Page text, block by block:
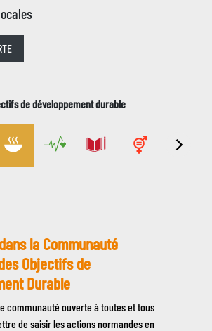
s
de développement durable
la Communauté
Objectifs de
Durable
communauté ouverte à toutes et tous
de saisir les actions normandes en